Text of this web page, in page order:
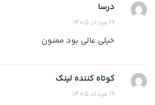
درسا
19 مرداد 1405
خیلی عالی بود ممنون
کوتاه کننده لینک
19 مرداد 1405